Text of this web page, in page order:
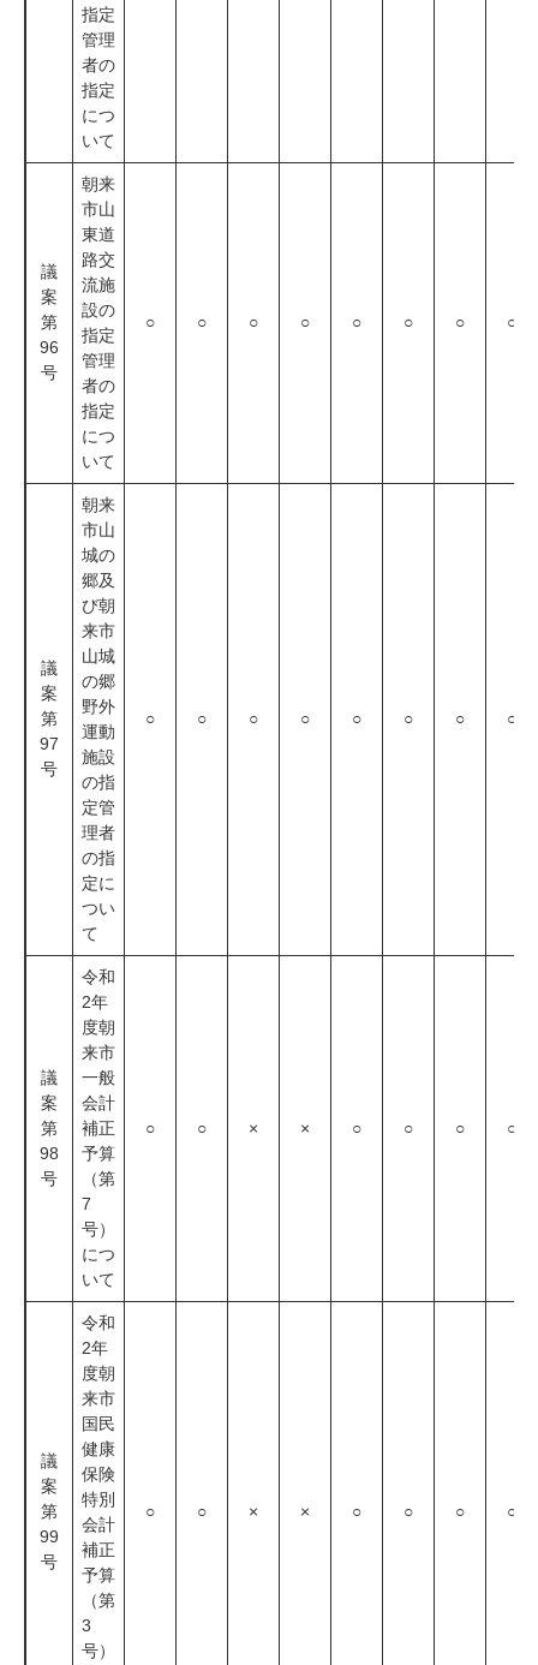
指定
管理
者の
指定
につ
いて
議
案
第
96
号
朝来
市山
東道
路交
流施
設の
指定
管理
者の
指定
につ
いて
○ ○ ○ ○ ○ ○ ○ ○
議
案
第
97
号
朝来
市山
城の
郷及
び朝
来市
山城
の郷
野外
運動
施設
の指
定管
理者
の指
定に
つい
て
○ ○ ○ ○ ○ ○ ○ ○
議
案
第
98
号
令和
2年
度朝
来市
一般
会計
補正
予算
（第
7
号）
につ
いて
○ ○ × × ○ ○ ○ ○
議
案
第
99
号
令和
2年
度朝
来市
国民
健康
保険
特別
会計
補正
予算
（第
3
号）
○ ○ × × ○ ○ ○ ○